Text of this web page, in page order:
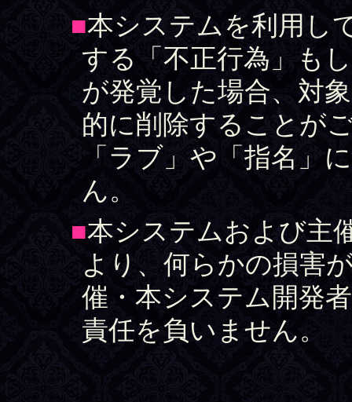
■本システムを利用し
する「不正行為」も
が発覚した場合、対
的に削除することが
「ラブ」や「指名」
ん。
■本システムおよび主
より、何らかの損害
催・本システム開発
責任を負いません。